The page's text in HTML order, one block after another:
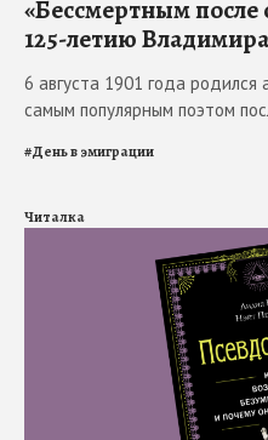
«Бессмертным
125-летию
6 августа 1901 года родился
самым популярным поэтом
#День в эмиграции
Читалка